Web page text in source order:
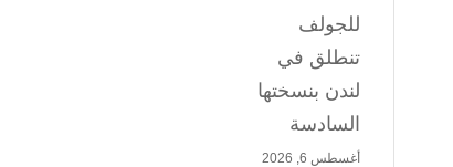
للجولف
تنطلق في
لندن بنسختها
السادسة
أغسطس 6, 2026